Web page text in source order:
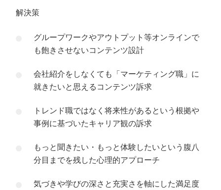
解決策
グループワークやアウトプット等オンラインで
も飽きさせないコンテンツ設計
会社紹介をしなくても「マーケティング職」に
就きたいと思えるコンテンツ訴求
トレンド職ではなく将来性があるという根拠や
事例に基づいたキャリア観の訴求
もっと聞きたい・もっと体験したいという腹八
分目までを残した心理的アプローチ
気づきや学びの深さと充実さを軸にした満足度